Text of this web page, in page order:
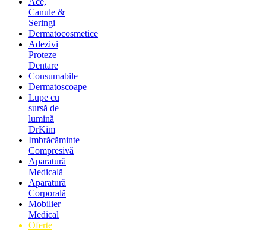
Canule &
Seringi
Dermatocosmetice
Adezivi
Proteze
Dentare
Consumabile
Dermatoscoape
Lupe cu
sursă de
lumină
DrKim
Imbrăcăminte
Compresivă
Aparatură
Medicală
Aparatură
Corporală
Mobilier
Medical
Oferte